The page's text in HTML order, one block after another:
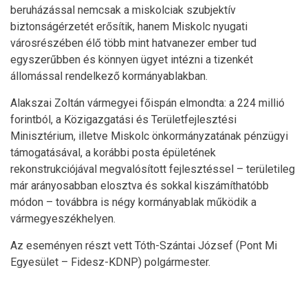
beruházással nemcsak a miskolciak szubjektív
biztonságérzetét erősítik, hanem Miskolc nyugati
városrészében élő több mint hatvanezer ember tud
egyszerűbben és könnyen ügyet intézni a tizenkét
állomással rendelkező kormányablakban.
Alakszai Zoltán vármegyei főispán elmondta: a 224 millió
forintból, a Közigazgatási és Területfejlesztési
Minisztérium, illetve Miskolc önkormányzatának pénzügyi
támogatásával, a korábbi posta épületének
rekonstrukciójával megvalósított fejlesztéssel – területileg
már arányosabban elosztva és sokkal kiszámíthatóbb
módon – továbbra is négy kormányablak működik a
vármegyeszékhelyen.
Az eseményen részt vett Tóth-Szántai József (Pont Mi
Egyesület – Fidesz-KDNP) polgármester.